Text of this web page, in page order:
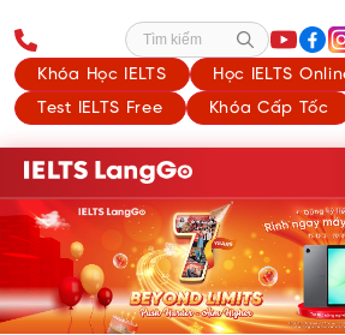
Khóa Học IELTS
Học IELTS
Test IELTS Free
Khóa Cấp Tốc
Tìm kiếm